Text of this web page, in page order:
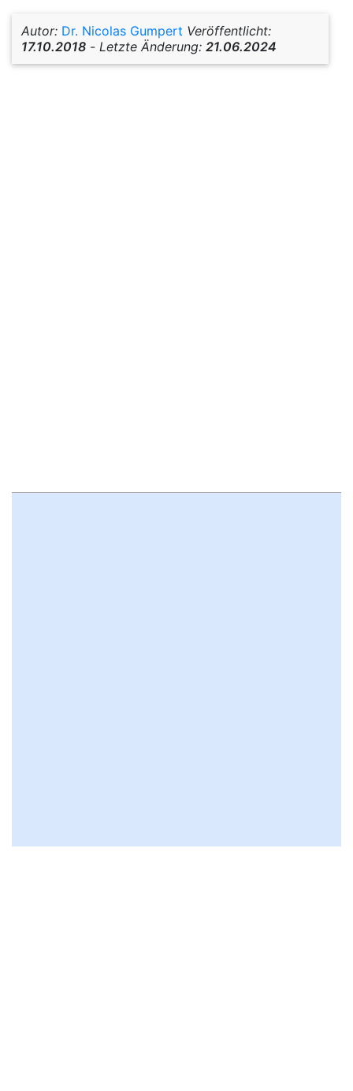
Autor: Dr. Nicolas Gumpert Veröffentlicht:
17.10.2018 - Letzte Änderung: 21.06.2024